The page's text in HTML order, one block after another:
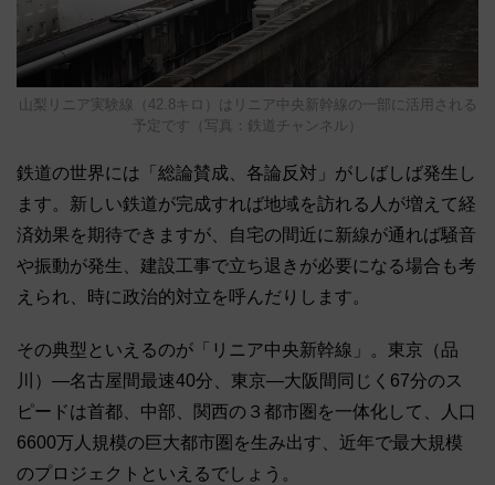
山梨リニア実験線（42.8キロ）はリニア中央新幹線の一部に活用される
予定です（写真：鉄道チャンネル）
鉄道の世界には「総論賛成、各論反対」がしばしば発生し
ます。新しい鉄道が完成すれば地域を訪れる人が増えて経
済効果を期待できますが、自宅の間近に新線が通れば騒音
や振動が発生、建設工事で立ち退きが必要になる場合も考
えられ、時に政治的対立を呼んだりします。
その典型といえるのが「リニア中央新幹線」。東京（品
川）―名古屋間最速40分、東京―大阪間同じく67分のス
ピードは首都、中部、関西の３都市圏を一体化して、人口
6600万人規模の巨大都市圏を生み出す、近年で最大規模
のプロジェクトといえるでしょう。